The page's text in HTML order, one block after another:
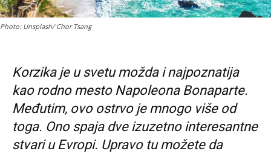
Photo: Unsplash/ Chor Tsang
Korzika je u svetu možda i najpoznatija
kao rodno mesto Napoleona Bonaparte.
Međutim, ovo ostrvo je mnogo više od
toga. Ono spaja dve izuzetno interesantne
stvari u Evropi. Upravo tu možete da